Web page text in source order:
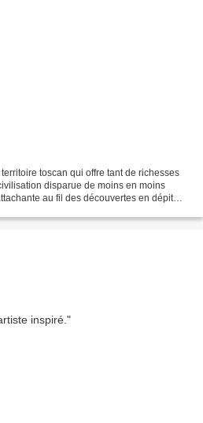
toscan qui offre tant de richesses
disparue de moins en moins
au fil des découvertes en dépit